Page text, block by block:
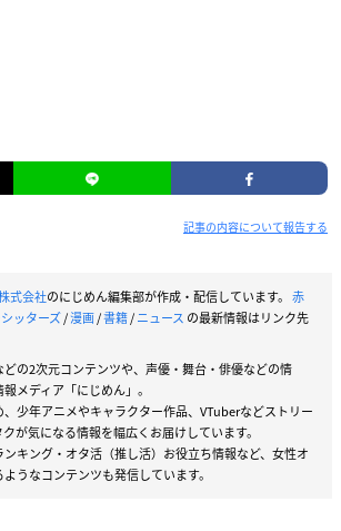
記事の内容について報告する
式会社のにじめん編集部が作成・配信しています。 赤
ッターズ/漫画/書籍/ニュース の最新情報はリンク先
の2次元コンテンツや、声優・舞台・俳優などの情
メディア「にじめん」。
少年アニメやキャラクター作品、VTuberなどストリー
が気になる情報を幅広くお届けしています。
キング・オタ活（推し活）お役立ち情報など、女性オ
うなコンテンツも発信しています。